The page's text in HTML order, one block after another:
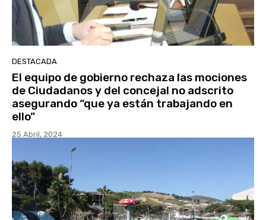
DESTACADA
El equipo de gobierno rechaza las mociones
de Ciudadanos y del concejal no adscrito
asegurando “que ya están trabajando en
ello”
25 Abril, 2024